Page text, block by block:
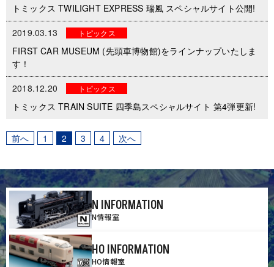
トミックス TWILIGHT EXPRESS 瑞風 スペシャルサイト公開!
2019.03.13
トピックス
FIRST CAR MUSEUM (先頭車博物館)をラインナップいたしま
す！
2018.12.20
トピックス
トミックス TRAIN SUITE 四季島スペシャルサイト 第4弾更新!
前へ 1 2 3 4 次へ
N INFORMATION
N情報室
HO INFORMATION
HO情報室